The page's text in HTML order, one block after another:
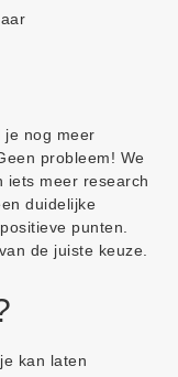
je nog meer
probleem! We
iets meer research
duidelijke
punten.
de juiste keuze.
kan laten